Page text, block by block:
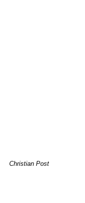
Christian Post